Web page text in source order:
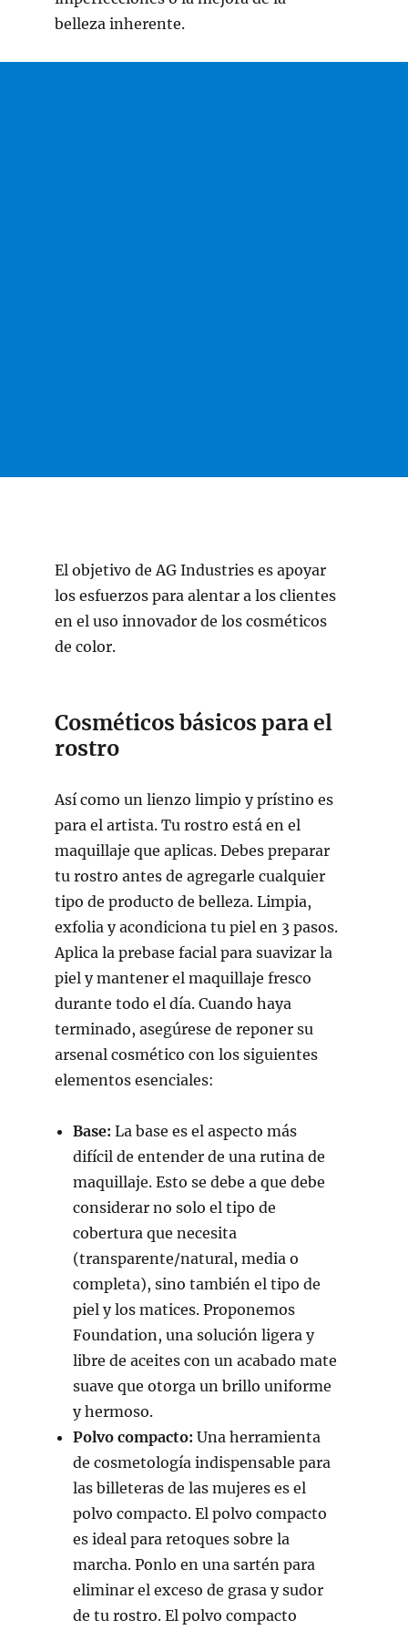
belleza inherente.
El objetivo de AG Industries es apoyar
los esfuerzos para alentar a los clientes
en el uso innovador de los cosméticos
de color.
Cosméticos básicos para el
rostro
Así como un lienzo limpio y prístino es
para el artista. Tu rostro está en el
maquillaje que aplicas. Debes preparar
tu rostro antes de agregarle cualquier
tipo de producto de belleza. Limpia,
exfolia y acondiciona tu piel en 3 pasos.
Aplica la prebase facial para suavizar la
piel y mantener el maquillaje fresco
durante todo el día. Cuando haya
terminado, asegúrese de reponer su
arsenal cosmético con los siguientes
elementos esenciales:
Base: La base es el aspecto más
difícil de entender de una rutina de
maquillaje. Esto se debe a que debe
considerar no solo el tipo de
cobertura que necesita
(transparente/natural, media o
completa), sino también el tipo de
piel y los matices. Proponemos
Foundation, una solución ligera y
libre de aceites con un acabado mate
suave que otorga un brillo uniforme
y hermoso.
Polvo compacto: Una herramienta
de cosmetología indispensable para
las billeteras de las mujeres es el
polvo compacto. El polvo compacto
es ideal para retoques sobre la
marcha. Ponlo en una sartén para
eliminar el exceso de grasa y sudor
de tu rostro. El polvo compacto